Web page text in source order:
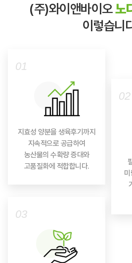
01
지효성 양분을 생육후기까지
지속적으로 공급하여
농산물의 수확량 증대와
고품질화에 적합합니다.
02
03
(주)와이앤바이오노
이렇습니